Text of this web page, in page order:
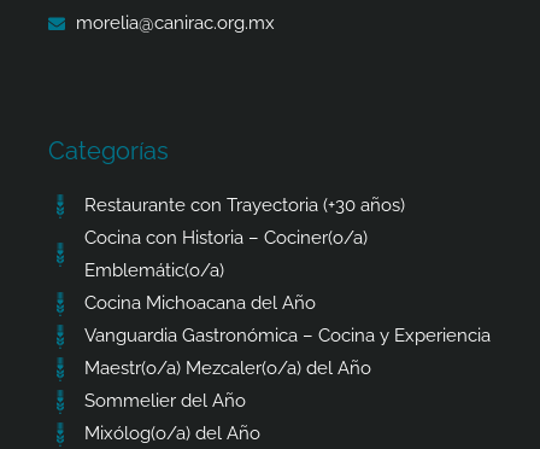
morelia@canirac.org.mx
Categorías
Restaurante con Trayectoria (+30 años)
Cocina con Historia – Cociner(o/a)
Emblemátic(o/a)
Cocina Michoacana del Año
Vanguardia Gastronómica – Cocina y Experiencia
Maestr(o/a) Mezcaler(o/a) del Año
Sommelier del Año
Mixólog(o/a) del Año